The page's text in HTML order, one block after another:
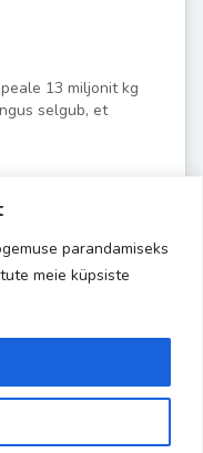
parandamiseks
meie küpsiste
13 miljonit kg
selgub, et
byLiisa-Indra